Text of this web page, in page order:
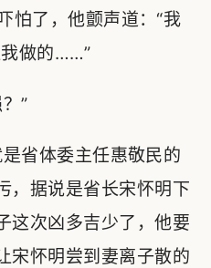
怕了，他颤声道：“我
做的……”
”
省体委主任惠敬民的
，据说是省长宋怀明下
这次凶多吉少了，他要
宋怀明尝到妻离子散的